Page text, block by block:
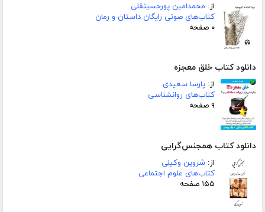
از: محمدامین پورحسینقلی
کتاب‌های صوتی رایگان داستان و رمان
۰ صفحه
دانلود کتاب خلق معجزه
از: پارسا سعیدی
کتاب‌های روانشناسی
۹ صفحه
دانلود کتاب همجنس‌گرایی
از: شروین وکیلی
کتاب‌های علوم اجتماعی
۱۵۵ صفحه